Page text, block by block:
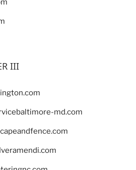
III
md.com